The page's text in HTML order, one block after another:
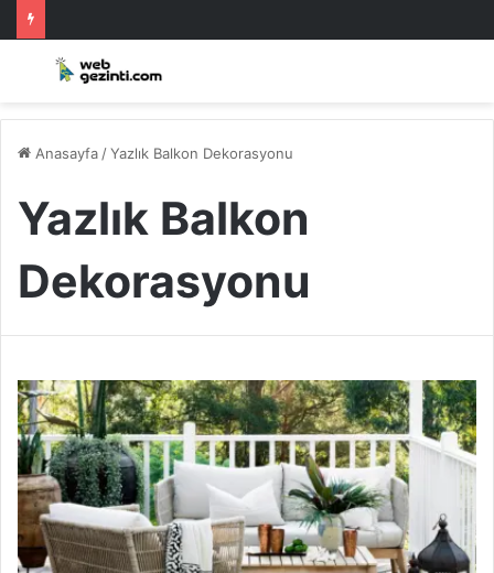
Anasayfa /Yazlık Balkon Dekorasyonu
Yazlık Balkon
Dekorasyonu